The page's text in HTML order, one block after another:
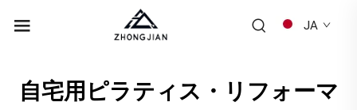
JA
自宅用ピラティス・リフォーマ